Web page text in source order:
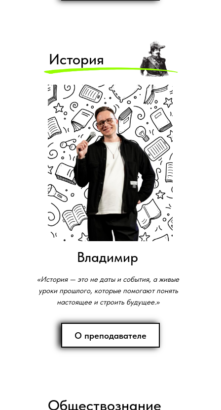
«История — это не даты и события, а живые
уроки прошлого, которые помогают понять
настоящее и строить будущее.»
История
Владимир
О преподавателе
Обществознание